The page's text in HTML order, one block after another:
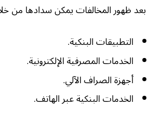
بعد ظهور المخالفات يمكن سدادها من
التطبيقات البنكية.
الخدمات المصرفية الإلكترونية.
أجهزة الصراف الآلي.
الخدمات البنكية عبر الهاتف.